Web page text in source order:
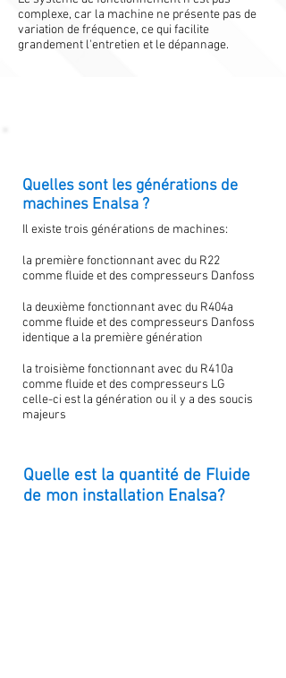
complexe, car la machine ne présente pas de
variation de fréquence, ce qui facilite
grandement l'entretien et le dépannage.
Quelles sont les générations de
machines Enalsa ?
Il existe trois générations de machines:
la première fonctionnant avec du R22
comme fluide et des compresseurs Danfoss
la deuxième fonctionnant avec du R404a
comme fluide et des compresseurs Danfoss
identique a la première génération
la troisième fonctionnant avec du R410a
comme fluide et des compresseurs LG
celle-ci est la génération ou il y a des soucis
majeurs
Quelle est la quantité de Fluide
de mon installation Enalsa?